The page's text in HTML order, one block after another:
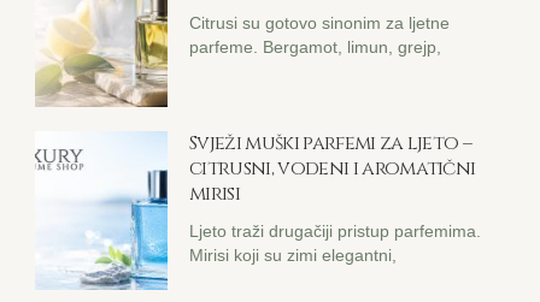
Citrusi su gotovo sinonim za ljetne
parfeme. Bergamot, limun, grejp,
Svježi muški parfemi za ljeto –
citrusni, vodeni i aromatični
mirisi
Ljeto traži drugačiji pristup parfemima.
Mirisi koji su zimi elegantni,